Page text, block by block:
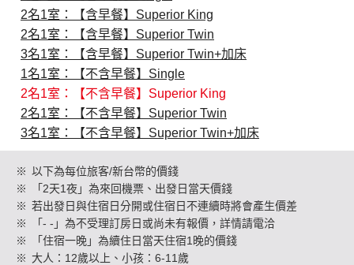
創造旅遊
2名1室：【含早餐】Superior King
2名1室：【含早餐】Superior Twin
3名1室：【含早餐】Superior Twin+加床
1名1室：【不含早餐】Single
2名1室：【不含早餐】Superior King
2名1室：【不含早餐】Superior Twin
3名1室：【不含早餐】Superior Twin+加床
※ 以下為每位旅客/新台幣的價錢
※
「2天1夜」為來回機票、出發日當天價錢
※ 若出發日與住宿日分開或住宿日不連續時將會產生價差
※
「- -」為不受理訂房日或尚未有報價，詳情請電洽
※
「住宿一晚」為續住日當天住宿1晚的價錢
※ 大人：12歲以上、小孩：6-11歲